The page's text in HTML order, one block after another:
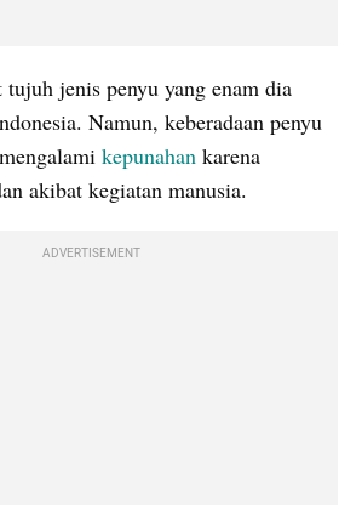
jenis penyu yang enam dia
Namun, keberadaan penyu
kepunahan karena
akibat kegiatan manusia.
ADVERTISEMENT